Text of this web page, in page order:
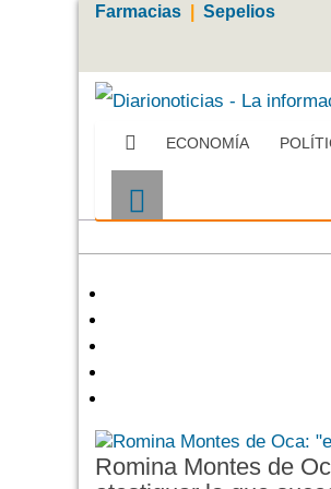
Farmacias Sepelios
ECONOMÍA
Romina Montes de